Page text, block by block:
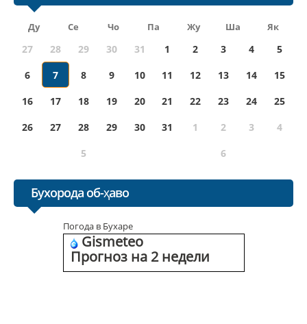
Ду Се Чо Па Жу Ша Як
27 28 29 30 31 1 2 3 4
5
6
7 8 9 10 11 12 13 14
15
16
17 18 19 20 21 22 23 24
25
26
27 28 29 30 31 1 2 3
4
5
6
Бухорода об-ҳаво
Погода в Бухаре
Gismeteo
Прогноз на 2 недели